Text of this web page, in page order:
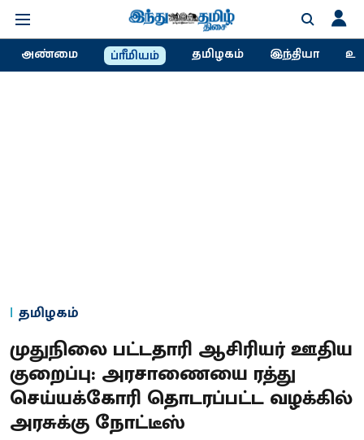
அண்மை ப்ரீமியம் தமிழகம் இந்தியா
தமிழகம்
முதுநிலை பட்டதாரி ஆசிரியர் ஊதிய
குறைப்பு: அரசாணையை ரத்து
செய்யக்கோரி தொடரப்பட்ட வழக்கில்
அரசுக்கு நோட்டீஸ்